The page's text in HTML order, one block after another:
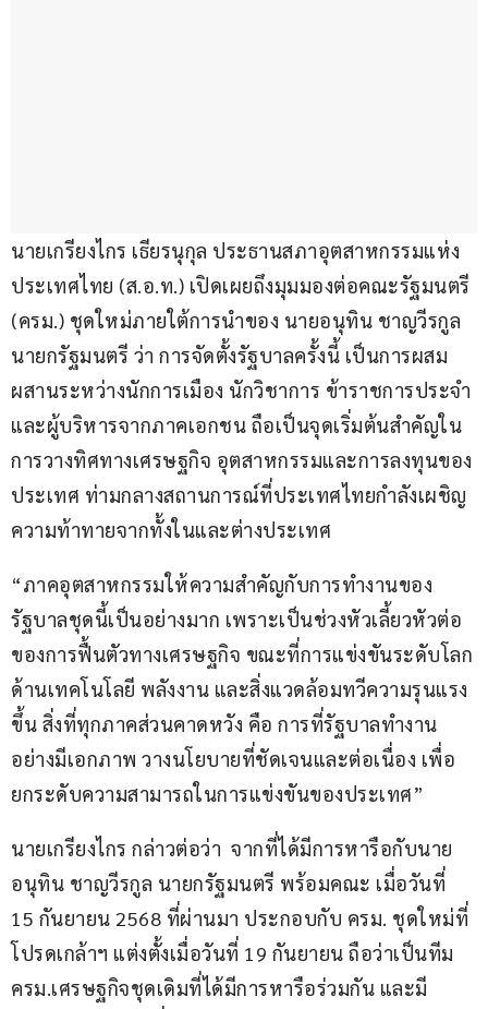
นายเกรียงไกร เธียรนุกุล ประธานสภาอุตสาหกรรมแห่ง
ประเทศไทย (ส.อ.ท.) เปิดเผยถึงมุมมองต่อคณะรัฐมนตรี
(ครม.) ชุดใหม่ภายใต้การนำของ นายอนุทิน ชาญวีรกูล
นายกรัฐมนตรี ว่า การจัดตั้งรัฐบาลครั้งนี้ เป็นการผสม
ผสานระหว่างนักการเมือง นักวิชาการ ข้าราชการประจำ
และผู้บริหารจากภาคเอกชน ถือเป็นจุดเริ่มต้นสำคัญใน
การวางทิศทางเศรษฐกิจ อุตสาหกรรมและการลงทุนของ
ประเทศ ท่ามกลางสถานการณ์ที่ประเทศไทยกำลังเผชิญ
ความท้าทายจากทั้งในและต่างประเทศ
“ภาคอุตสาหกรรมให้ความสำคัญกับการทำงานของ
รัฐบาลชุดนี้เป็นอย่างมาก เพราะเป็นช่วงหัวเลี้ยวหัวต่อ
ของการฟื้นตัวทางเศรษฐกิจ ขณะที่การแข่งขันระดับโลก
ด้านเทคโนโลยี พลังงาน และสิ่งแวดล้อมทวีความรุนแรง
ขึ้น สิ่งที่ทุกภาคส่วนคาดหวัง คือ การที่รัฐบาลทำงาน
อย่างมีเอกภาพ วางนโยบายที่ชัดเจนและต่อเนื่อง เพื่อ
ยกระดับความสามารถในการแข่งขันของประเทศ”
นายเกรียงไกร กล่าวต่อว่า  จากที่ได้มีการหารือกับนาย
อนุทิน ชาญวีรกูล นายกรัฐมนตรี พร้อมคณะ เมื่อวันที่
15 กันยายน 2568 ที่ผ่านมา ประกอบกับ ครม. ชุดใหม่ที่
โปรดเกล้าฯ แต่งตั้งเมื่อวันที่ 19 กันยายน ถือว่าเป็นทีม
ครม.เศรษฐกิจชุดเดิมที่ได้มีการหารือร่วมกัน และมี